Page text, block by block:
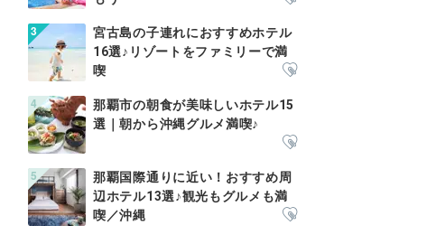
宮古島の子連れにおすすめホテル
16選♪リゾートをファミリーで満
喫
那覇市の朝食が美味しいホテル15
選｜朝から沖縄グルメ満喫♪
那覇国際通りに近い！おすすめ周
辺ホテル13選♪観光もグルメも満
喫／沖縄